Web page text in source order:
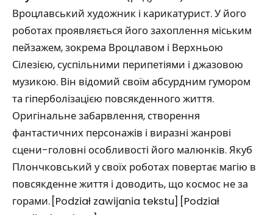
Вроцлавський художник і карикатурист. У його
роботах проявляється його захоплення міським
пейзажем, зокрема Вроцлавом і Верхньою
Сілезією, суспільними перипетіями і джазовою
музикою. Він відомий своїм абсурдним гумором
та гіперболізацією повсякденного життя.
Оригінальне забарвлення, створення
фантастичних персонажів і виразні жанрові
сцени-головні особливості його малюнків. Якуб
Плончковський у своїх роботах повертає магію в
повсякденне життя і доводить, що космос не за
горами. [Podział zawijania tekstu] [Podział